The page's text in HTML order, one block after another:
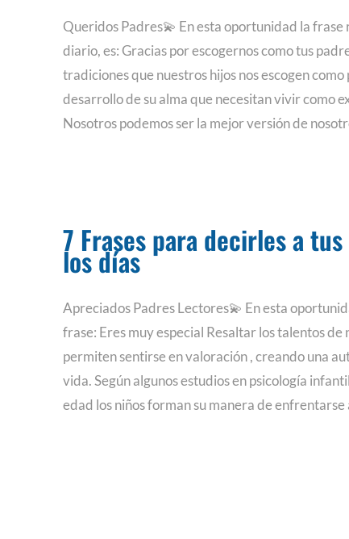
Queridos Padres💫 En esta oportunidad la frase
diario, es: Gracias por escogernos como tus
tradiciones que nuestros hijos nos escogen
desarrollo de su alma que necesitan vivir como
Nosotros podemos ser la mejor versión de
7 Frases para decirles a
los días
Apreciados Padres Lectores💫 En esta
frase: Eres muy especial Resaltar los talentos de
permiten sentirse en valoración , creando una
vida. Según algunos estudios en psicología
edad los niños forman su manera de enfrentarse